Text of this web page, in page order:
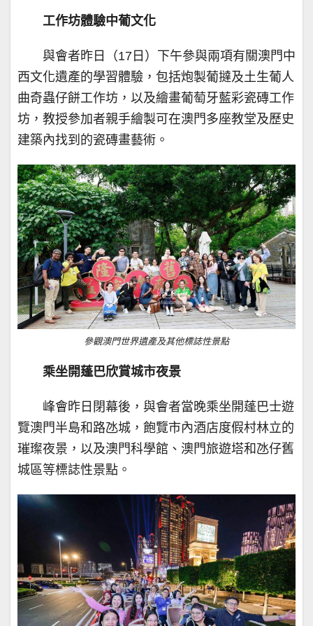
工作坊體驗中葡文化
與會者昨日（17日）下午參與兩項有關澳門中
西文化遺產的學習體驗，包括炮製葡撻及土生葡人
曲奇蟲仔餅工作坊，以及繪畫葡萄牙藍彩瓷磚工作
坊，教授參加者親手繪製可在澳門多座教堂及歷史
建築內找到的瓷磚畫藝術。
參觀澳門世界遺產及其他標誌性景點
乘坐開蓬巴欣賞城市夜景
峰會昨日閉幕後，與會者當晚乘坐開蓬巴士遊
覽澳門半島和路氹城，飽覽市內酒店度假村林立的
璀璨夜景，以及澳門科學館、澳門旅遊塔和氹仔舊
城區等標誌性景點。